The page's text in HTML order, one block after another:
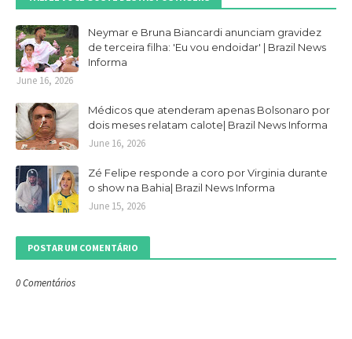
Neymar e Bruna Biancardi anunciam gravidez
de terceira filha: 'Eu vou endoidar' | Brazil News
Informa
June 16, 2026
Médicos que atenderam apenas Bolsonaro por
dois meses relatam calote| Brazil News Informa
June 16, 2026
Zé Felipe responde a coro por Virginia durante
o show na Bahia| Brazil News Informa
June 15, 2026
POSTAR UM COMENTÁRIO
0 Comentários